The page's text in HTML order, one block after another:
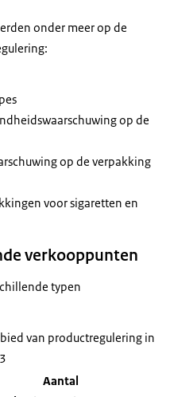
onder meer op de
op de
op de verpakking
voor sigaretten en
verkooppunten
typen
van productregulering in
Aantal